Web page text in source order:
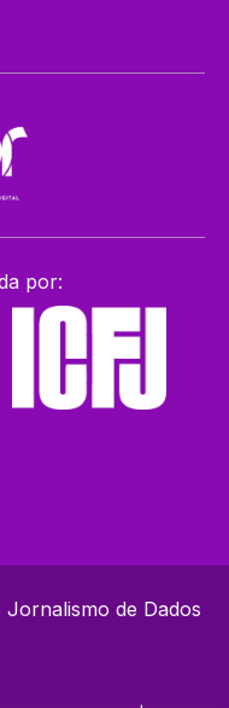
por:
de Dados